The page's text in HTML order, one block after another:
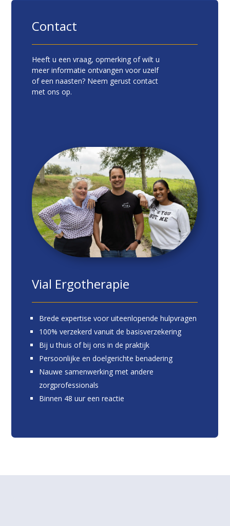
Contact
Heeft u een vraag, opmerking of wilt u
meer informatie ontvangen voor uzelf
of een naasten? Neem gerust contact
met ons op.
Vial Ergotherapie
Brede expertise voor uiteenlopende hulpvragen
100% verzekerd vanuit de basisverzekering
Bij u thuis of bij ons in de praktijk
Persoonlijke en doelgerichte benadering
Nauwe samenwerking met andere
zorgprofessionals
Binnen 48 uur een reactie